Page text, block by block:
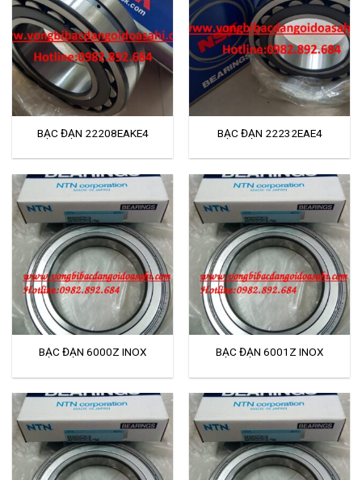
BẠC ĐẠN 22208EAKE4 BẠC ĐẠN 22232EAE4
BẠC ĐẠN 6000Z INOX BẠC ĐẠN 6001Z INOX